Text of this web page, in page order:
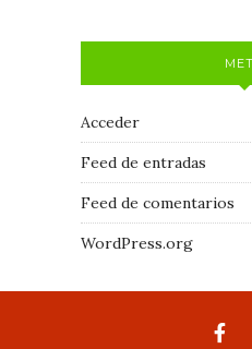
Acceder
Feed de entradas
Feed de comentarios
WordPress.org